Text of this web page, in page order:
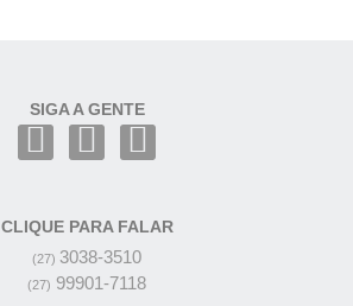
SIGA A GENTE
CLIQUE PARA FALAR
(27) 3038-3510
(27) 99901-7118